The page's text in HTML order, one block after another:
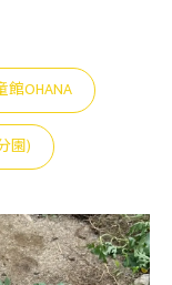
OHANA
園)